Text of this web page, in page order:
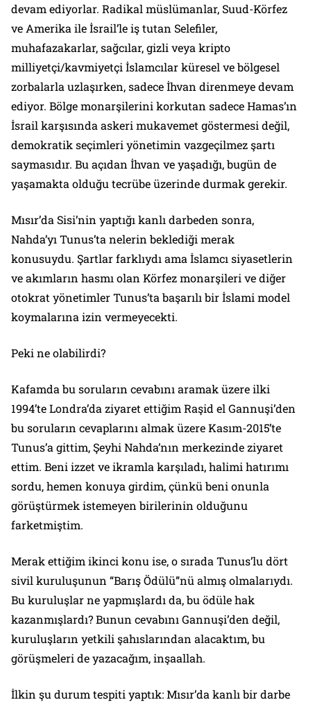
devam ediyorlar. Radikal müslümanlar, Suud-Körfez
ve Amerika ile İsrail’le iş tutan Selefiler,
muhafazakarlar, sağcılar, gizli veya kripto
milliyetçi/kavmiyetçi İslamcılar küresel ve bölgesel
zorbalarla uzlaşırken, sadece İhvan direnmeye devam
ediyor. Bölge monarşilerini korkutan sadece Hamas’ın
İsrail karşısında askeri mukavemet göstermesi değil,
demokratik seçimleri yönetimin vazgeçilmez şartı
saymasıdır. Bu açıdan İhvan ve yaşadığı, bugün de
yaşamakta olduğu tecrübe üzerinde durmak gerekir.
Mısır’da Sisi’nin yaptığı kanlı darbeden sonra,
Nahda’yı Tunus’ta nelerin beklediği merak
konusuydu. Şartlar farklıydı ama İslamcı siyasetlerin
ve akımların hasmı olan Körfez monarşileri ve diğer
otokrat yönetimler Tunus’ta başarılı bir İslami model
koymalarına izin vermeyecekti.
Peki ne olabilirdi?
Kafamda bu soruların cevabını aramak üzere ilki
1994’te Londra’da ziyaret ettiğim Raşid el Gannuşi’den
bu soruların cevaplarını almak üzere Kasım-2015’te
Tunus’a gittim, Şeyhi Nahda’nın merkezinde ziyaret
ettim. Beni izzet ve ikramla karşıladı, halimi hatırımı
sordu, hemen konuya girdim, çünkü beni onunla
görüştürmek istemeyen birilerinin olduğunu
farketmiştim.
Merak ettiğim ikinci konu ise, o sırada Tunus’lu dört
sivil kuruluşunun “Barış Ödülü”nü almış olmalarıydı.
Bu kuruluşlar ne yapmışlardı da, bu ödüle hak
kazanmışlardı? Bunun cevabını Gannuşi’den değil,
kuruluşların yetkili şahıslarından alacaktım, bu
görüşmeleri de yazacağım, inşaallah.
İlkin şu durum tespiti yaptık: Mısır’da kanlı bir darbe